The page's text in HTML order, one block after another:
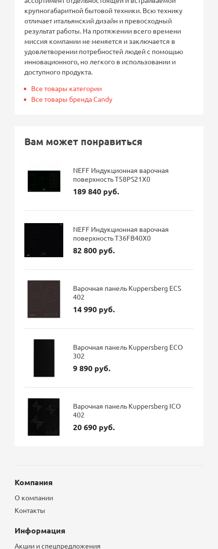
крупногабаритной бытовой техники. Всю технику
отличает итальянский дизайн и превосходный
результат работы. На протяжении всего времени
миссия компании не меняется и заключается в
удовлетворении потребностей людей с помощью
инновационного, но легкого в использовании и
доступного продукта.
Все товары категории
Все товары бренда Candy
Вам может понравиться
NEFF Индукционная варочная
поверхность T58PS21X0
189 840 руб.
NEFF Индукционная варочная
поверхность T36FB40X0
82 800 руб.
Варочная панель Kuppersberg ECS
402
14 990 руб.
Варочная панель Kuppersberg ECO
302
9 890 руб.
Варочная панель Kuppersberg ICO
402
20 690 руб.
Компания
О компании
Контакты
Информация
Акции и спецпредложения